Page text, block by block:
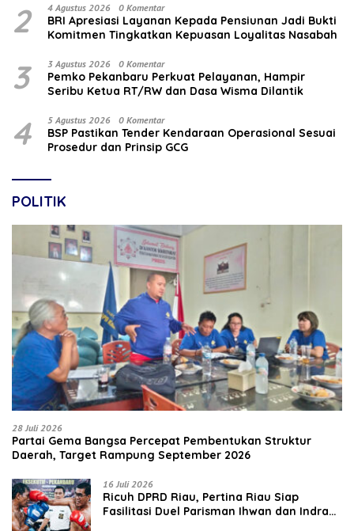
2 4 Agustus 2026 0 Komentar
BRI Apresiasi Layanan Kepada Pensiunan Jadi Bukti
Komitmen Tingkatkan Kepuasan Loyalitas Nasabah
3 3 Agustus 2026 0 Komentar
Pemko Pekanbaru Perkuat Pelayanan, Hampir
Seribu Ketua RT/RW dan Dasa Wisma Dilantik
4 5 Agustus 2026 0 Komentar
BSP Pastikan Tender Kendaraan Operasional Sesuai
Prosedur dan Prinsip GCG
POLITIK
28 Juli 2026
Partai Gema Bangsa Percepat Pembentukan Struktur
Daerah, Target Rampung September 2026
16 Juli 2026
‎Ricuh DPRD Riau, Pertina Riau Siap
Fasilitasi Duel Parisman Ihwan dan Indra